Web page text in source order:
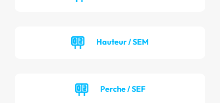
Hauteur / SEM
Perche / SEF